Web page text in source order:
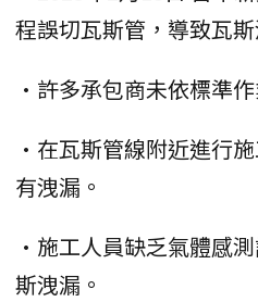
程誤切瓦斯管，導致瓦
•許多承包商未依標準作
•在瓦斯管線附近進行
有洩漏。
•施工人員缺乏氣體感
斯洩漏。